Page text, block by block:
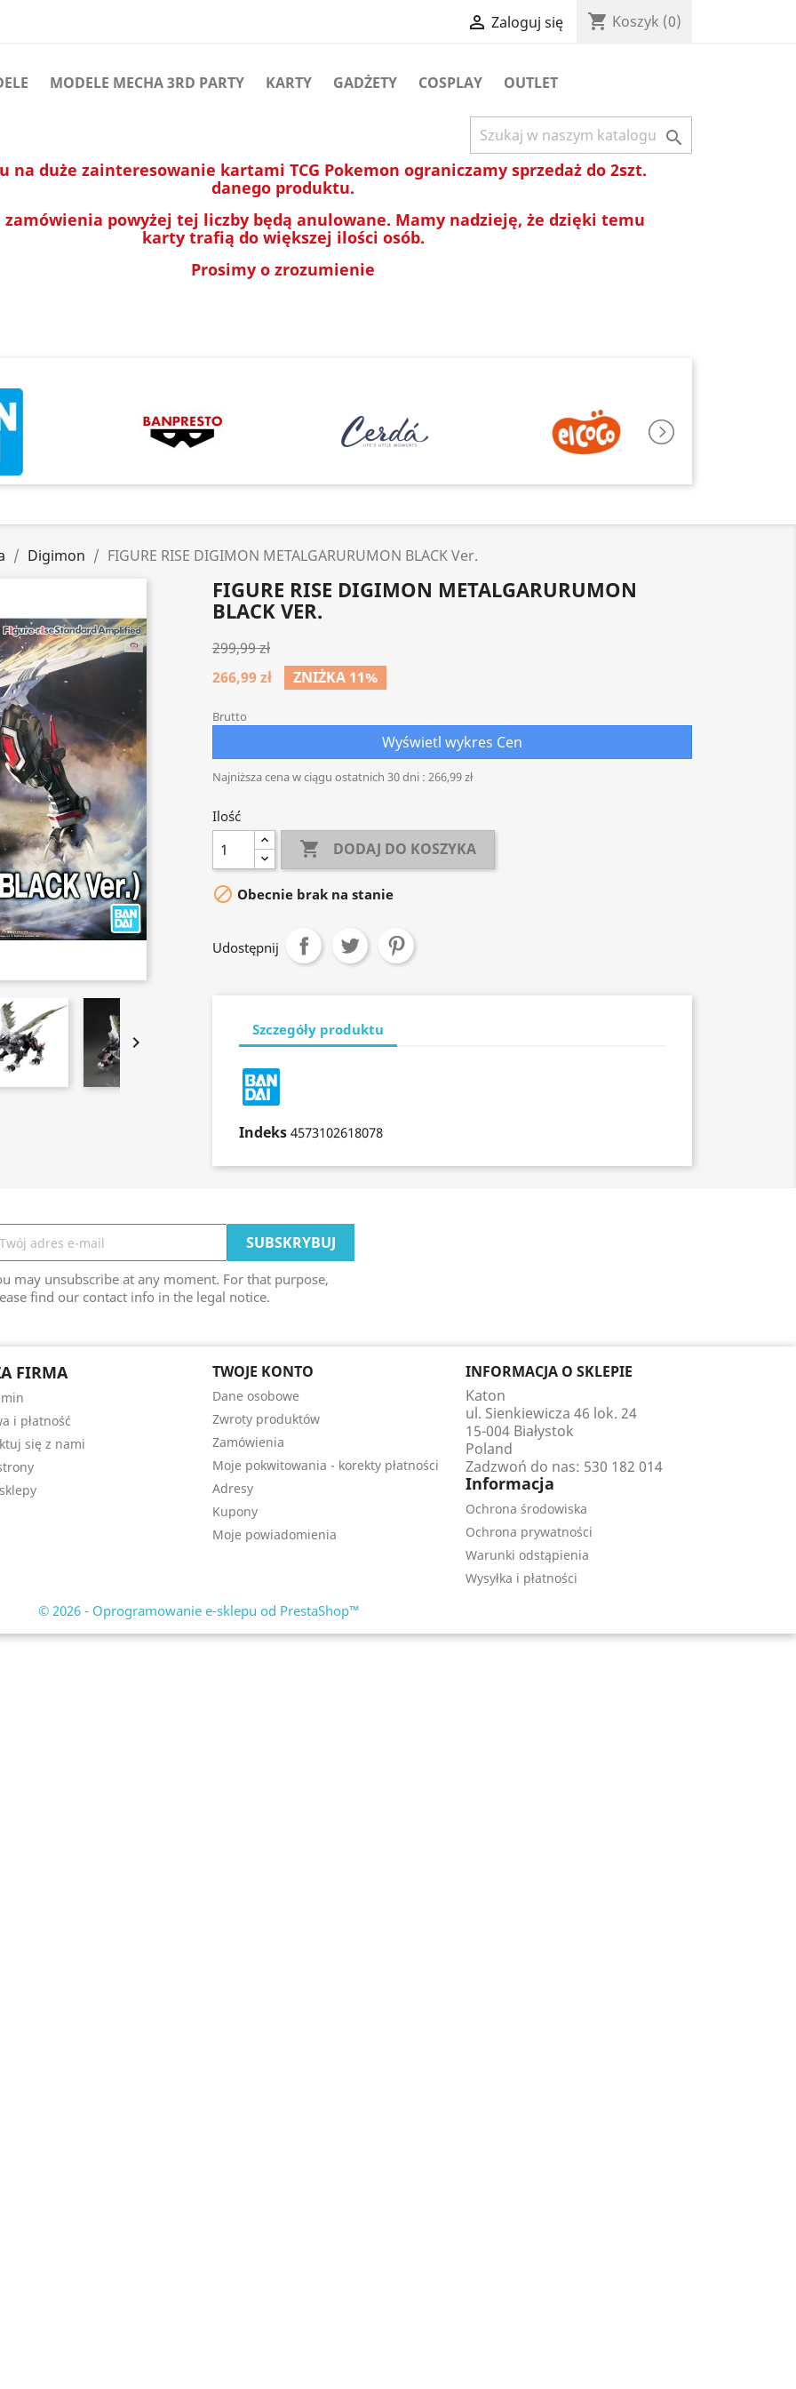
 Zaloguj się shopping_cart Koszyk (0)
MODELE MECHA 3RD PARTY KARTY GADŻETY COSPLAY OUTLET

na duże zainteresowanie kartami TCG Pokemon ograniczamy sprzedaż do 2szt.
danego produktu.
zamówienia powyżej tej liczby będą anulowane. Mamy nadzieję, że dzięki temu
karty trafią do większej ilości osób.
Prosimy o zrozumienie
Digimon FIGURE RISE DIGIMON METALGARURUMON BLACK Ver.

FIGURE RISE DIGIMON METALGARURUMON
BLACK VER.
299,99 zł
266,99 zł
ZNIŻKA 11%
Brutto
Wyświetl wykres Cen
Najniższa cena w ciągu ostatnich 30 dni : 266,99 zł
Ilość
 DODAJ DO KOSZYKA
 Obecnie brak na stanie
Udostępnij
Szczegóły produktu
Indeks 4573102618078
may unsubscribe at any moment. For that purpose,
find our contact info in the legal notice.
FIRMA
i płatność
się z nami
TWOJE KONTO
Dane osobowe
Zwroty produktów
Zamówienia
Moje pokwitowania - korekty płatności
Adresy
Kupony
Moje powiadomienia
INFORMACJA O SKLEPIE
Katon
ul. Sienkiewicza 46 lok. 24
15-004 Białystok
Poland
Zadzwoń do nas: 530 182 014
Informacja
Ochrona środowiska
Ochrona prywatności
Warunki odstąpienia
Wysyłka i płatności
© 2026 - Oprogramowanie e-sklepu od PrestaShop™